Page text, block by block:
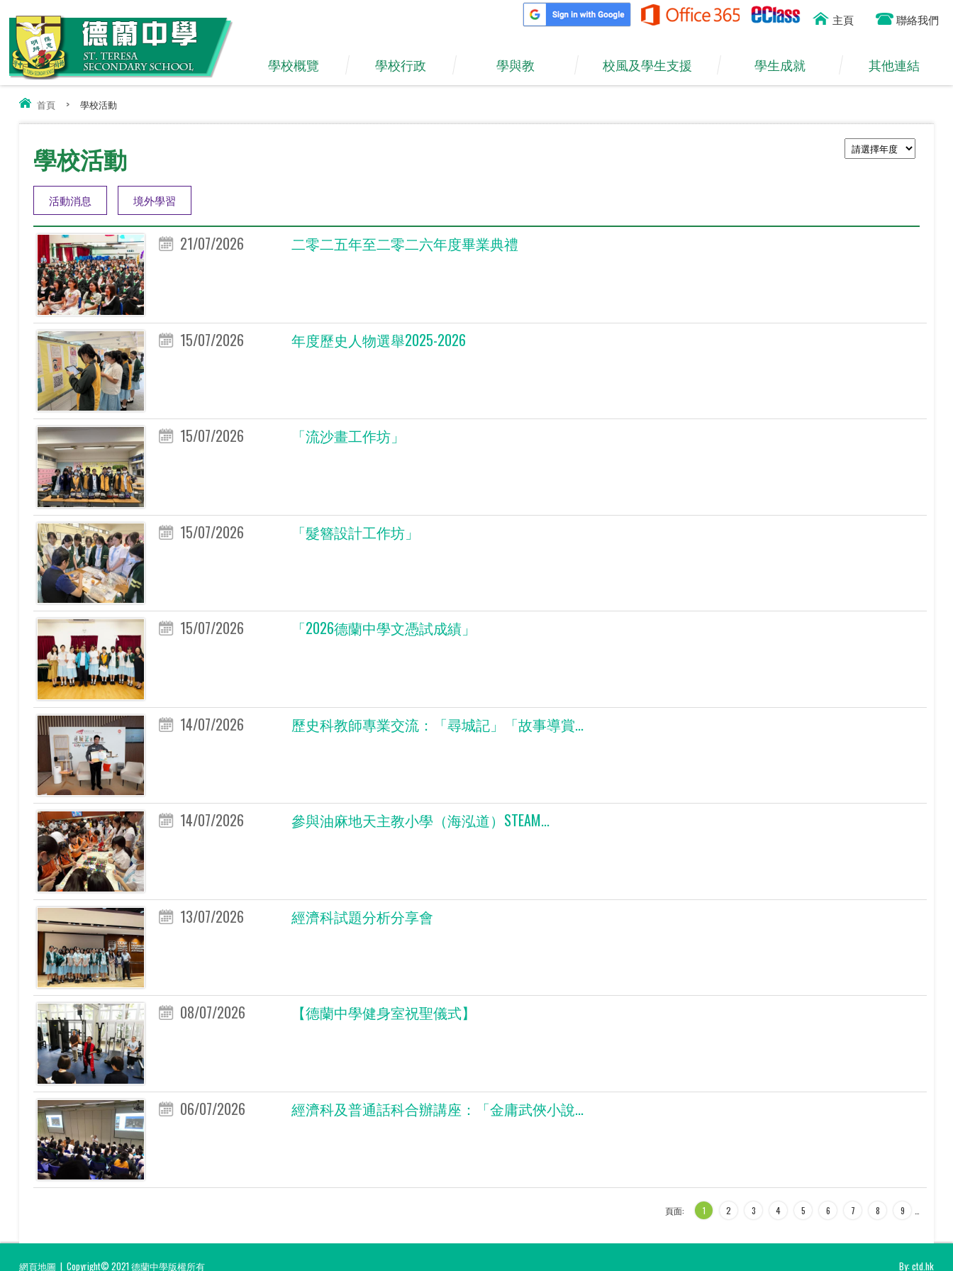
主頁 聯絡我們
學校概覽 學校行政 學與教 校風及學生支援 學生成就 其他連結
首頁 > 學校活動
學校活動
活動消息 境外學習
21/07/2026 二零二五年至二零二六年度畢業典禮
15/07/2026 年度歷史人物選舉2025-2026
15/07/2026 「流沙畫工作坊」
15/07/2026 「髮簪設計工作坊」
15/07/2026 「2026德蘭中學文憑試成績」
14/07/2026 歷史科教師專業交流：「尋城記」「故事導賞...
14/07/2026 參與油麻地天主教小學（海泓道）STEAM...
13/07/2026 經濟科試題分析分享會
08/07/2026 【德蘭中學健身室祝聖儀式】
06/07/2026 經濟科及普通話科合辦講座：「金庸武俠小說...
頁面: 1 2 3 4 5 6 7 8 9
網頁地圖 | Copyright© 2021 德蘭中學版權所有 By: ctd.hk